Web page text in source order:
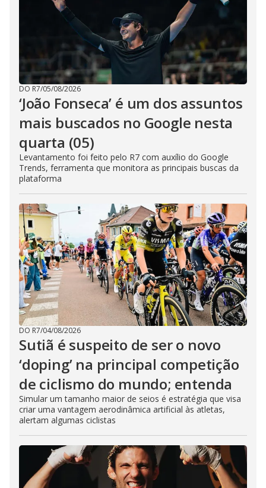
DO R7/05/08/2026
‘João Fonseca’ é um dos assuntos
mais buscados no Google nesta
quarta (05)
Levantamento foi feito pelo R7 com auxílio do Google
Trends, ferramenta que monitora as principais buscas da
plataforma
DO R7/04/08/2026
Sutiã é suspeito de ser o novo
‘doping’ na principal competição
de ciclismo do mundo; entenda
Simular um tamanho maior de seios é estratégia que visa
criar uma vantagem aerodinâmica artificial às atletas,
alertam algumas ciclistas